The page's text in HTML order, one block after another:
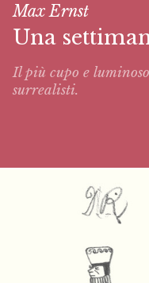
Max Ernst
Una
Il più cupo e
surrealisti.